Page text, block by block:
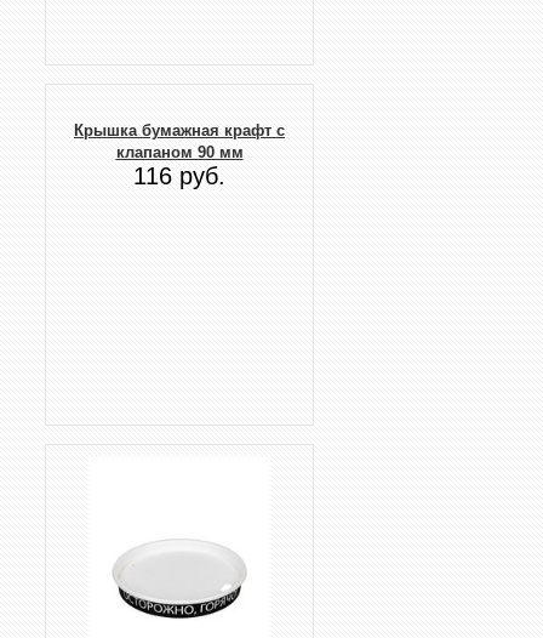
Крышка бумажная крафт с
клапаном 90 мм
116 руб.